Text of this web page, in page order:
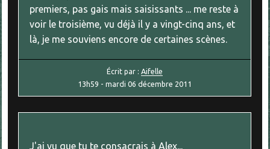
premiers, pas gais mais saisissants ... me reste à
voir le troisième, vu déjà il y a vingt-cinq ans, et
là, je me souviens encore de certaines scènes.
Écrit par :Aifelle
13h59 -mardi 06 décembre 2011
J'ai vu que tu te consacrais à Alex...